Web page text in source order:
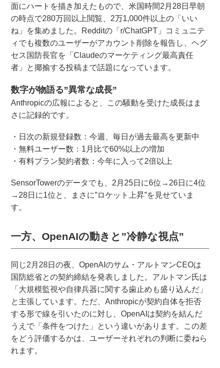
面にハートを描き加えたもので、米国時間2月28日早朝
の時点で280万回以上閲覧、2万1,000件以上の「いい
ね」を集めました。Redditの「r/ChatGPT」コミュニテ
ィでも複数のユーザーがアカウント削除を報告し、ヘグ
セス国防長官を「Claudeのマーケティング最高責任
者」と揶揄する投稿まで話題になっています。
数字が物語る”異常な成長”
Anthropicの広報によると、この騒動を受けた成長はま
さに記録的です。
・日次の新規登録数：今週、毎日が過去最高を更新中
・無料ユーザー数：1月比で60%以上の増加
・有料プラン契約者数：今年に入って2倍以上
SensorTowerのデータでも、2月25日に6位→26日に4位
→28日に1位と、まさに”ロケット上昇”を見せていま
す。
一方、OpenAIの動きと”冷静な視点”
同じ2月28日の夜、OpenAIのサム・アルトマンCEOは
国防総省との契約締結を発表しました。アルトマン氏は
「大規模監視や自律兵器に関する歯止めも盛り込んだ」
と主張しています。ただ、Anthropicが契約自体を拒否
する形で線を引いたのに対し、OpenAIは契約を結んだ
うえで「条件をつけた」という違いがあります。この差
をどう評価するかは、ユーザーそれぞれの判断に委ねら
れます。